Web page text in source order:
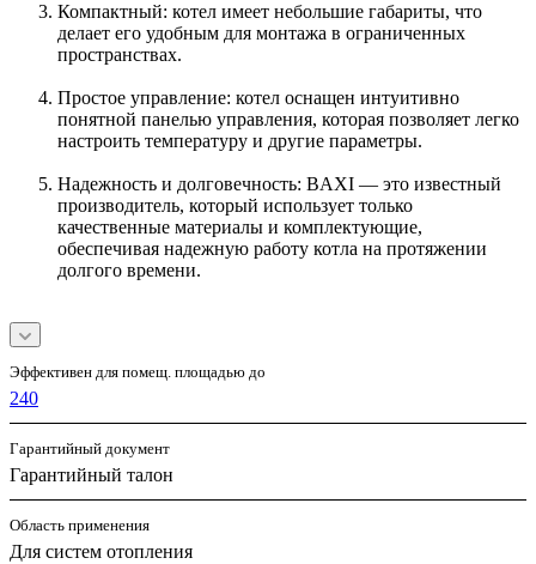
Компактный: котел имеет небольшие габариты, что
делает его удобным для монтажа в ограниченных
пространствах.
Простое управление: котел оснащен интуитивно
понятной панелью управления, которая позволяет легко
настроить температуру и другие параметры.
Надежность и долговечность: BAXI — это известный
производитель, который использует только
качественные материалы и комплектующие,
обеспечивая надежную работу котла на протяжении
долгого времени.
Эффективен для помещ. площадью до
240
Гарантийный документ
Гарантийный талон
Область применения
Для систем отопления